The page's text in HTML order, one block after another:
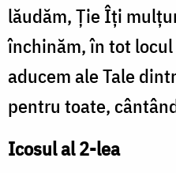
lăudăm, Ție Îți
închinăm, în tot
aducem ale Tale
pentru toate,
Icosul al 2-lea